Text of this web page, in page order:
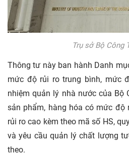
Trụ sở Bộ Công
Thông tư này ban hành Danh
mức độ rủi ro trung bình, mức
nhiệm quản lý nhà nước của Bộ
sản phẩm, hàng hóa có mức độ
rủi ro cao kèm theo mã số HS,
và yêu cầu quản lý chất lượng
theo.